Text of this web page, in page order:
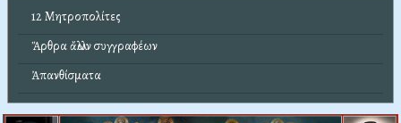
12 Μητροπολίτες
Ἄρθρα ἄλλων συγγραφέων
Ἀπανθίσματα